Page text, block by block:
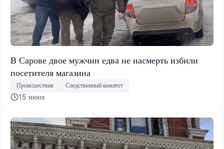
В Сарове двое мужчин едва не насмерть избили
посетителя магазина
Происшествия Следственный комитет
15 июня